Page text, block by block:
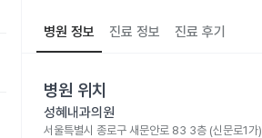
병원 정보 진료 정보 진료 후기
병원 위치
성혜내과의원
서울특별시 종로구 새문안로 83 3층 (신문로1가)